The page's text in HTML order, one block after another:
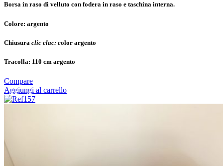
Borsa in raso di velluto con fodera in raso e taschina interna.
Colore: argento
Chiusura clic clac: color argento
Tracolla: 110 cm argento
Compare
Aggiungi al carrello